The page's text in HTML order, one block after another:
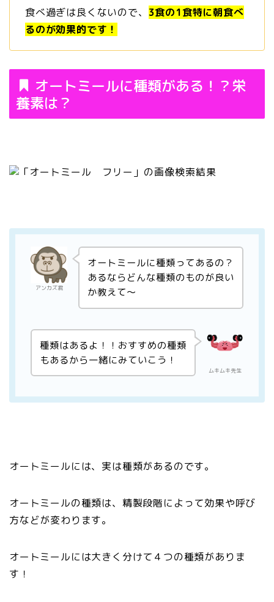
食べ過ぎは良くないので、 3食の1食特に朝食べ
るのが効果的です！
オートミールに種類がある！？栄
養素は？
アンカズ君
オートミールに種類ってあるの？
あるならどんな種類のものが良い
か教えて〜
ムキムキ先生
種類はあるよ！！おすすめの種類
もあるから一緒にみていこう！
オートミールには、実は種類があるのです。
オートミールの種類は、精製段階によって効果や呼び
方などが変わります。
オートミールには大きく分けて４つの種類がありま
す！